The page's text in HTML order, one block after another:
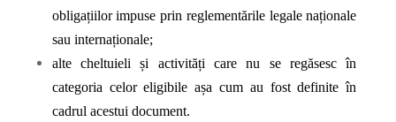
obligațiilor impuse prin reglementările legale naționale
sau internaționale;
alte cheltuieli și activități care nu se regăsesc în
categoria celor eligibile așa cum au fost definite în
cadrul acestui document.